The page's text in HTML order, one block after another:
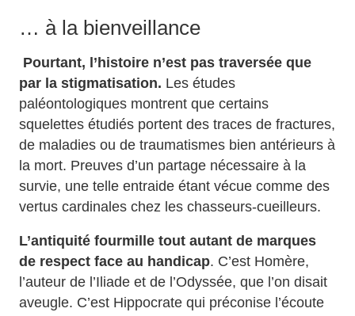
… à la bienveillance
Pourtant, l’histoire n’est pas traversée que
par la stigmatisation. Les études
paléontologiques montrent que certains
squelettes étudiés portent des traces de fractures,
de maladies ou de traumatismes bien antérieurs à
la mort. Preuves d’un partage nécessaire à la
survie, une telle entraide étant vécue comme des
vertus cardinales chez les chasseurs-cueilleurs.
L’antiquité fourmille tout autant de marques
de respect face au handicap. C’est Homère,
l’auteur de l’Iliade et de l’Odyssée, que l’on disait
aveugle. C’est Hippocrate qui préconise l’écoute